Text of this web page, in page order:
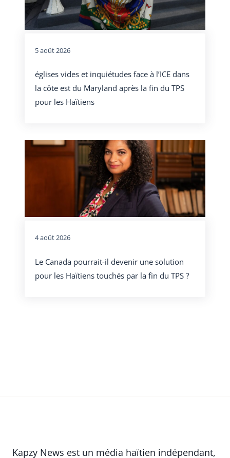
5 août 2026
églises vides et inquiétudes face à l’ICE dans
la côte est du Maryland après la fin du TPS
pour les Haïtiens
4 août 2026
Le Canada pourrait-il devenir une solution
pour les Haïtiens touchés par la fin du TPS ?
Kapzy News est un média haïtien indépendant,